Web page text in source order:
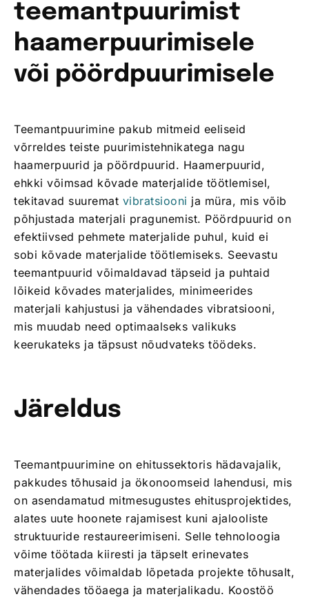
teemantpuurimist
haamerpuurimisele
või pöördpuurimisele
Teemantpuurimine pakub mitmeid eeliseid
võrreldes teiste puurimistehnikatega nagu
haamerpuurid ja pöördpuurid. Haamerpuurid,
ehkki võimsad kõvade materjalide töötlemisel,
tekitavad suuremat vibratsiooni ja müra, mis võib
põhjustada materjali pragunemist. Pöördpuurid on
efektiivsed pehmete materjalide puhul, kuid ei
sobi kõvade materjalide töötlemiseks. Seevastu
teemantpuurid võimaldavad täpseid ja puhtaid
lõikeid kõvades materjalides, minimeerides
materjali kahjustusi ja vähendades vibratsiooni,
mis muudab need optimaalseks valikuks
keerukateks ja täpsust nõudvateks töödeks.
Järeldus
Teemantpuurimine on ehitussektoris hädavajalik,
pakkudes tõhusaid ja ökonoomseid lahendusi, mis
on asendamatud mitmesugustes ehitusprojektides,
alates uute hoonete rajamisest kuni ajalooliste
struktuuride restaureerimiseni. Selle tehnoloogia
võime töötada kiiresti ja täpselt erinevates
materjalides võimaldab lõpetada projekte tõhusalt,
vähendades tööaega ja materjalikadu. Koostöö